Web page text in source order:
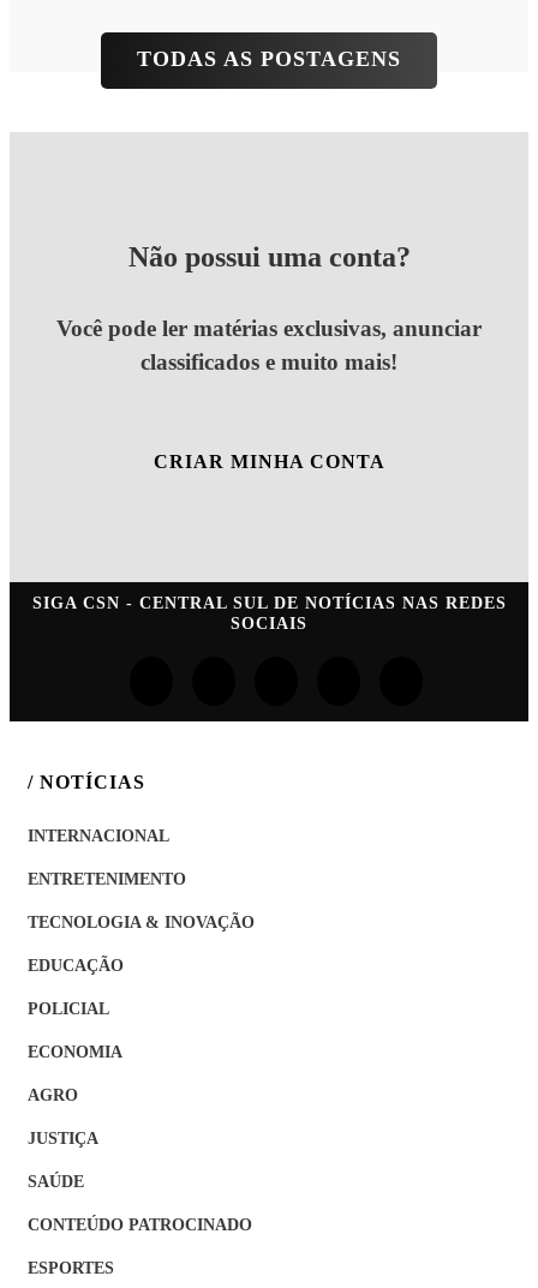
TODAS AS POSTAGENS
Não possui uma conta?
Você pode ler matérias exclusivas, anunciar
classificados e muito mais!
CRIAR MINHA CONTA
SIGA CSN - CENTRAL SUL DE NOTÍCIAS NAS REDES
SOCIAIS
/ NOTÍCIAS
INTERNACIONAL
ENTRETENIMENTO
TECNOLOGIA & INOVAÇÃO
EDUCAÇÃO
POLICIAL
ECONOMIA
AGRO
JUSTIÇA
SAÚDE
CONTEÚDO PATROCINADO
ESPORTES